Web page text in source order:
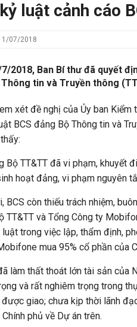
luật cảnh cáo
07/2018
2018, Ban Bí thư đã quyết
Thông tin và Truyền thông
xét đề nghị của Ủy ban
BCS đảng Bộ Thông tin và
Bộ TT&TT đã vi phạm, khuyết
hoạt đảng, vi phạm nguyên
BCS còn thiếu trách nhiệm,
TT&TT và Tổng Công ty
luật trong việc lập, thẩm định,
mua 95% cổ phần của
làm thất thoát lớn tài sản của
và rất nghiêm trọng trong
giao; chưa kịp thời lãnh
Chính phủ về Dự án trên.